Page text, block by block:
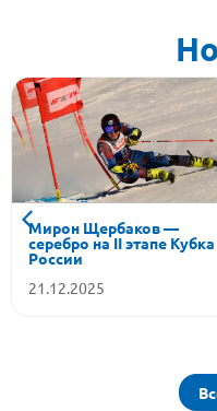
Мирон Щербаков —
серебро на II этапе Кубка
России
21.12.2025